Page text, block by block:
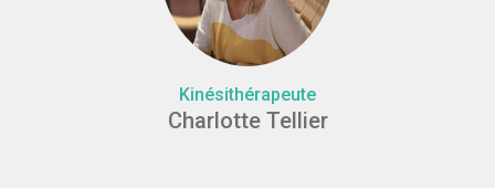
Kinésithérapeute
Charlotte Tellier